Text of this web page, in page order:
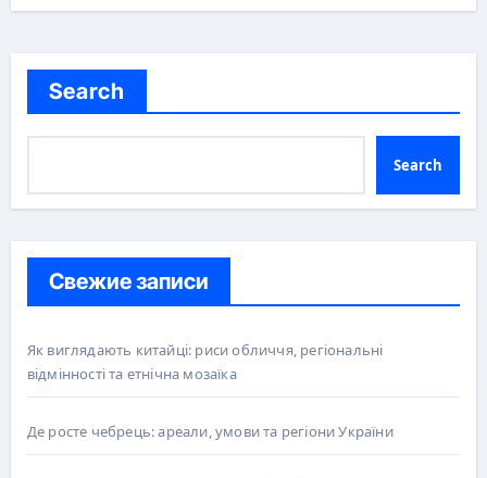
Search
Search
Свежие записи
Як виглядають китайці: риси обличчя, регіональні
відмінності та етнічна мозаїка
Де росте чебрець: ареали, умови та регіони України